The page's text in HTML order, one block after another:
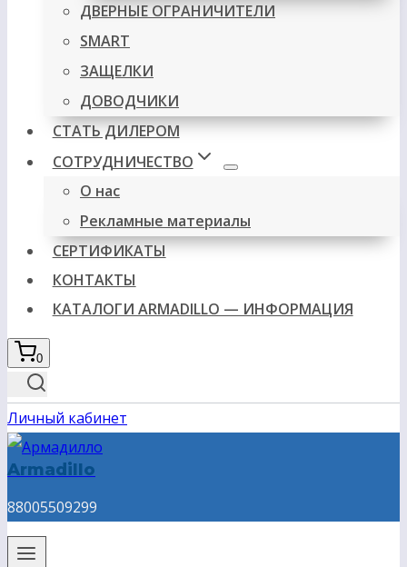
ДВЕРНЫЕ ОГРАНИЧИТЕЛИ
SMART
ЗАЩЕЛКИ
ДОВОДЧИКИ
СТАТЬ ДИЛЕРОМ
СОТРУДНИЧЕСТВО
О нас
Рекламные материалы
СЕРТИФИКАТЫ
КОНТАКТЫ
КАТАЛОГИ ARMADILLO — ИНФОРМАЦИЯ
0
Личный кабинет
Armadillo
88005509299